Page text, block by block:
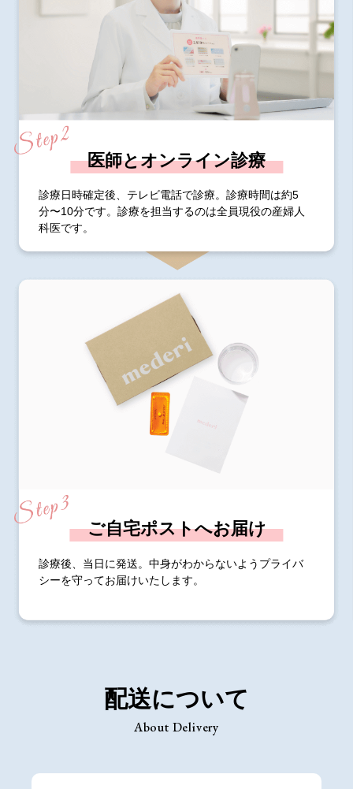
医師とオンライン診療
診療日時確定後、テレビ電話で診療。診療時間は約5
分〜10分です。診療を担当するのは全員現役の産婦人
科医です。
ご自宅ポストへお届け
診療後、当日に発送。中身がわからないようプライバ
シーを守ってお届けいたします。
配送について
About Delivery